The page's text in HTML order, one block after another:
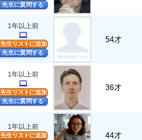
先生に質問する
1年以上前
computer
先生リストに追加
先生に質問する
54才
1年以上前
computer
先生リストに追加
先生に質問する
36才
1年以上前
先生リストに追加 44才